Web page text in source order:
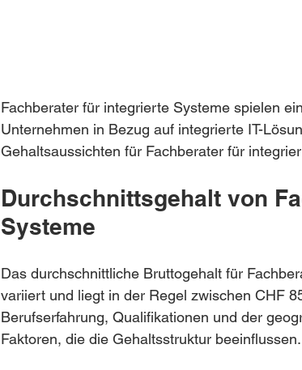
Fachberater für integrierte Systeme spielen
Unternehmen in Bezug auf integrierte IT-
Gehaltsaussichten für Fachberater für
Durchschnittsgehalt von
Systeme
Das durchschnittliche Bruttogehalt für
variiert und liegt in der Regel zwischen CHF
Berufserfahrung, Qualifikationen und der
Faktoren, die die Gehaltsstruktur beeinflussen.